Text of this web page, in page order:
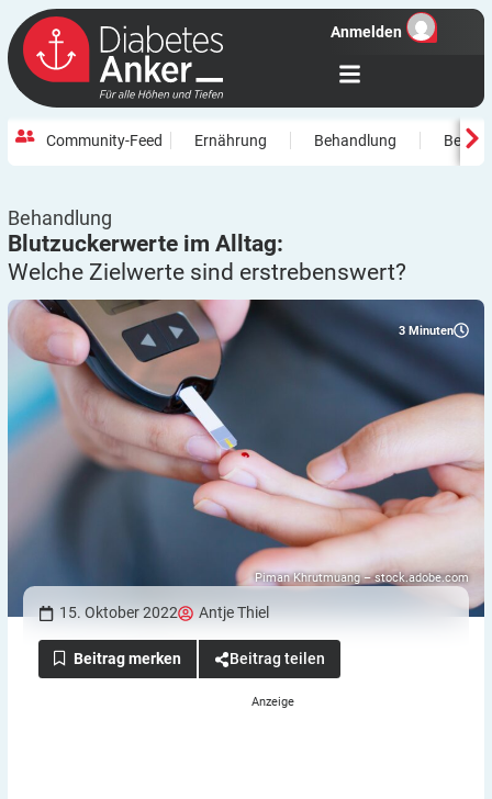
Anmelden
Community-Feed Ernährung Behandlung
Behandlung
Blutzuckerwerte im Alltag:
Welche Zielwerte sind erstrebenswert?
3 Minuten
Piman Khrutmuang – stock.adobe.com
15. Oktober 2022 Antje Thiel
Beitrag teilen